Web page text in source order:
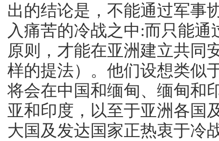
出的结论是，不能通过军事
入痛苦的冷战之中:而只能
原则，才能在亚洲建立共同
样的提法）。他们设想类似
将会在中国和缅甸、缅甸和
亚和印度，以至于亚洲各国
大国及发达国家正热衷于冷